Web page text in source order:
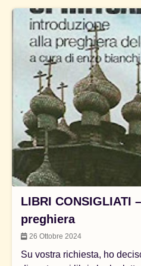
LIBRI CONSIGLIATI
preghiera
26 Ottobre 2024
Su vostra richiesta, ho